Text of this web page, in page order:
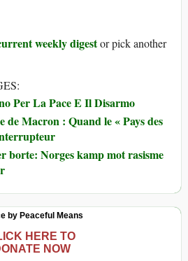
weekly digestor pick another
Per La Pace E Il Disarmo
de Macron : Quand le « Pays des
borte: Norges kamp mot rasisme
by Peaceful Means
HERE TO
NOW